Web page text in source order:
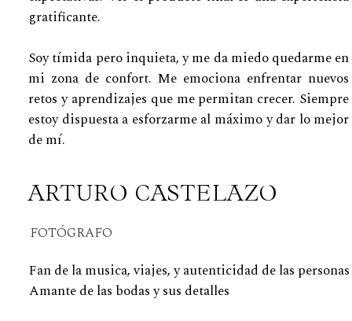
gratificante.
Soy tímida pero inquieta, y me da miedo quedarme en
mi zona de confort. Me emociona enfrentar nuevos
retos y aprendizajes que me permitan crecer. Siempre
estoy dispuesta a esforzarme al máximo y dar lo mejor
de mí.
ARTURO CASTELAZO
FOTÓGRAFO
Fan de la musica, viajes, y autenticidad de las personas
Amante de las bodas y sus detalles